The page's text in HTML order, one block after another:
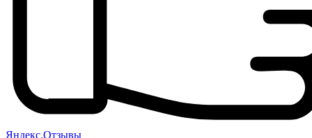
Яндекс.Отзывы